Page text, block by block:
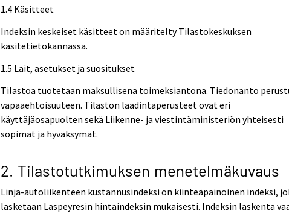
1.4 Käsitteet
Indeksin keskeiset käsitteet on määritelty Tilastokeskuksen
käsitetietokannassa.
1.5 Lait, asetukset ja suositukset
Tilastoa tuotetaan maksullisena toimeksiantona. Tiedonanto
vapaaehtoisuuteen. Tilaston laadintaperusteet ovat eri
käyttäjäosapuolten sekä Liikenne- ja viestintäministeriön yhteisesti
sopimat ja hyväksymät.
2. Tilastotutkimuksen menetelmäkuvaus
Linja-autoliikenteen kustannusindeksi on kiinteäpainoinen indeksi,
lasketaan Laspeyresin hintaindeksin mukaisesti. Indeksin laskenta